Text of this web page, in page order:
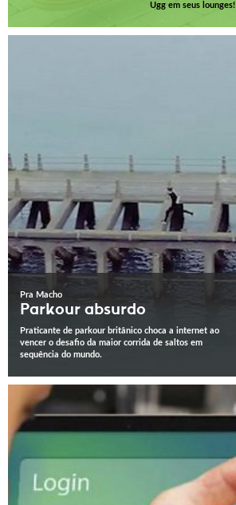
Ugg em seus lounges!
Pra Macho
Parkour absurdo
Praticante de parkour britânico choca a internet ao
vencer o desafio da maior corrida de saltos em
sequência do mundo.